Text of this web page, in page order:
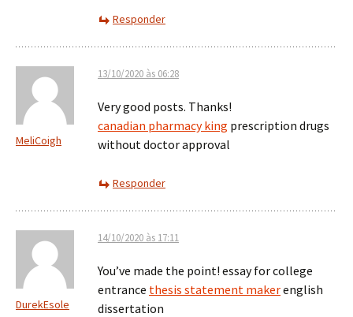
Responder
MeliCoigh
13/10/2020 às 06:28
Very good posts. Thanks!
canadian pharmacy king prescription drugs
without doctor approval
Responder
DurekEsole
14/10/2020 às 17:11
You’ve made the point! essay for college
entrance thesis statement makerenglish
dissertation